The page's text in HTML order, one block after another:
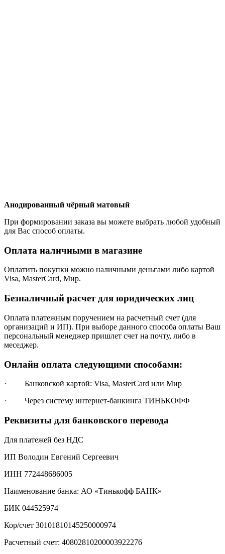
Анодированный чёрный матовый
При формировании заказа вы можете выбрать любой удобный
для Вас способ оплаты.
Оплата наличными в магазине
Оплатить покупки можно наличными деньгами либо картой
Visa, MasterCard, Мир.
Безналичный расчет для юридических лиц
Оплата платежным поручением на расчетный счет (для
организаций и ИП). При выборе данного способа оплаты Ваш
персональный менеджер пришлет счет на почту, либо в
меседжер.
Онлайн оплата следующими способами:
· Банковской картой: Visa, MasterCard или Мир
· Через систему интернет-банкинга ТИНЬКОФФ
Реквизиты для банковского перевода
Для платежей без НДС
ИП Володин Евгений Сергеевич
ИНН 772448686005
Наименование банка: АО «Тинькофф БАНК»
БИК 044525974
Кор/счет 30101810145250000974
Расчетный счет: 40802810200003922276